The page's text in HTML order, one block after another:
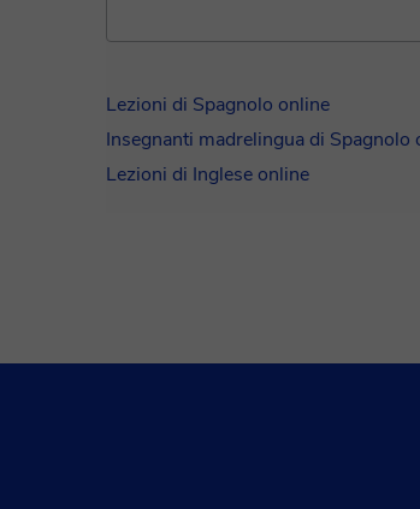
Lezioni di Spagnolo online
Insegnanti madrelingua di Spagnolo
Lezioni di Inglese online